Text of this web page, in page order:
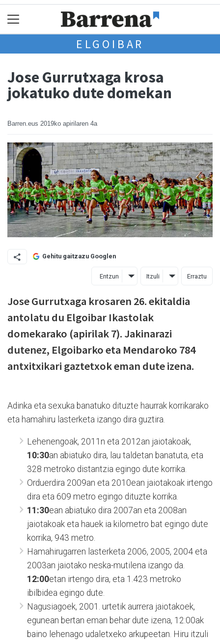
ELGOIBAR
Jose Gurrutxaga krosa
jokatuko dute domekan
Barren.eus 2019ko apirilaren 4a
Gehitu gaitzazu Googlen
Entzun Itzuli Erraztu
Jose Gurrutxaga krosaren 26. ekitaldia
antolatu du Elgoibar Ikastolak
domekarako (apirilak 7). Jakinarazi
dutenez, Elgoibarko eta Mendaroko 784
antxitxikari gaztetxok eman dute izena.
Adinka eta sexuka banatuko dituzte haurrak korrikarako
eta hamahiru lasterketa izango dira guztira.
Lehenengoak, 2011n eta 2012an jaiotakoak,
10:30an abiatuko dira, lau taldetan banatuta, eta
328 metroko distantzia egingo dute korrika.
Orduerdira 2009an eta 2010ean jaiotakoak irtengo
dira eta 609 metro egingo dituzte korrika.
11:30ean abiatuko dira 2007an eta 2008an
jaiotakoak eta hauek ia kilometro bat egingo dute
korrika, 943 metro.
Hamahirugarren lasterketa 2006, 2005, 2004 eta
2003an jaiotako neska-mutilena izango da.
12:00etan irtengo dira, eta 1.423 metroko
ibilbidea egingo dute.
Nagusiagoek, 2001. urtetik aurrera jaiotakoek,
egunean bertan eman behar dute izena, 12:00ak
baino lehenago udaletxeko arkupeetan. Hiru itzuli